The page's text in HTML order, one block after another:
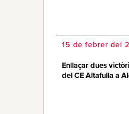
15 de febrer del
Enllaçar dues
del CE Altafulla a